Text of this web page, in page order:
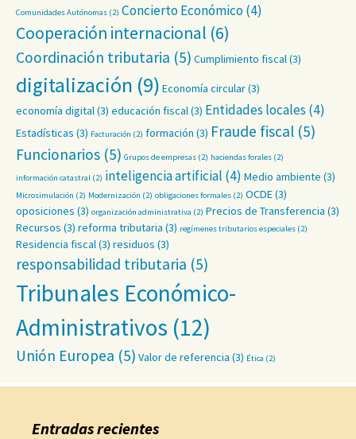
Comunidades Autónomas (2) Concierto Económico(4)
Cooperación internacional (6)
Coordinación tributaria (5) Cumplimiento fiscal(3)
digitalización (9) Economía circular(3)
economía digital(3) educación fiscal(3) Entidades locales (4)
Estadísticas (3) Facturación (2) formación (3) Fraude fiscal (5)
Funcionarios (5) Grupos de empresas (2) haciendas forales (2)
información catastral (2) inteligencia artificial (4) Medio ambiente (3)
Microsimulación (2) Modernización (2) obligaciones formales (2) OCDE(3)
oposiciones (3) organización administrativa (2) Precios de Transferencia (3)
Recursos (3) reforma tributaria (3) regímenes tributarios especiales (2)
Residencia fiscal(3) residuos (3)
responsabilidad tributaria (5)
Tribunales Económico-
Administrativos (12)
Unión Europea (5) Valor de referencia (3) Ética (2)
Entradas recientes